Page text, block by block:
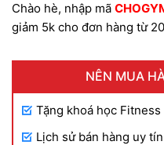
250.000 VND.
là:
180.000 VND.
Chào hè, nhập mã
giảm 5k cho đơn hàng từ
NÊN MUA
Tặng khoá học
Lịch sử bán hàng uy